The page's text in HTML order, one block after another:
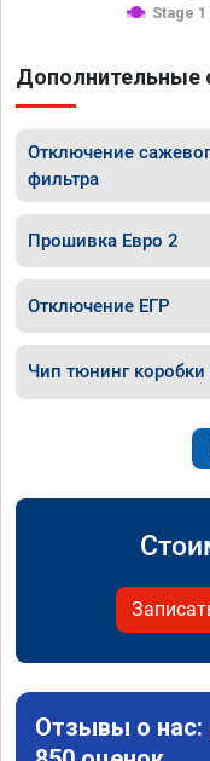
Stage
Дополнительные
Отключение
фильтра
Прошивка Евро 2
Отключение ЕГР
Чип тюнинг коробки
Отзывы о нас: